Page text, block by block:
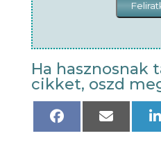
Ha hasznosnak
cikket, oszd
Share
Share